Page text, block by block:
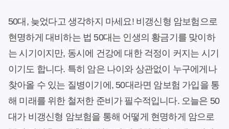
50대, 늦었다고 생각하지 마세요! 비갱신형 암보험으로
현명하게 대비하는 법 50대는 인생의 황금기를 맞이하
는 시기이지만, 동시에 건강에 대한 걱정이 커지는 시기
이기도 합니다. 특히 암은 나이와 상관없이 누구에게나
찾아올 수 있는 질병이기에, 50대라면 암보험 가입을 통
해 미래를 위한 철저한 준비가 필수적입니다. 오늘은 50
대가 비갱신형 암보험을 통해 어떻게 현명하게 암으로